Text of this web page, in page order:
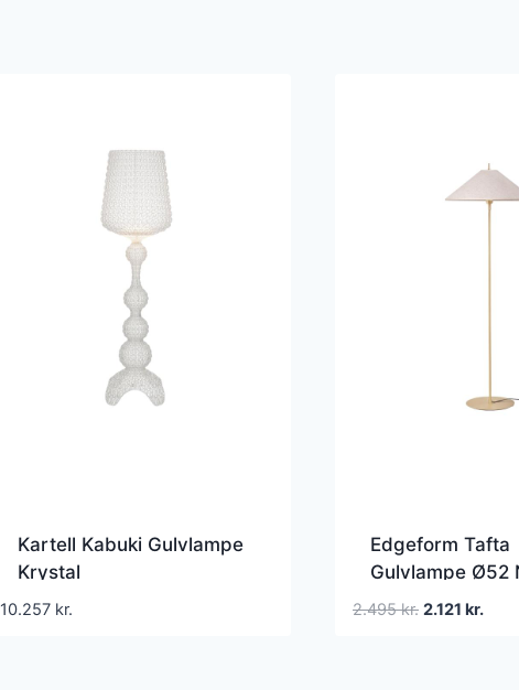
Kartell Kabuki Gulvlampe
Krystal
10.257 kr.
Edgeform Tafta
Gulvlampe Ø52
2.495kr. Den
2.121 kr.Den